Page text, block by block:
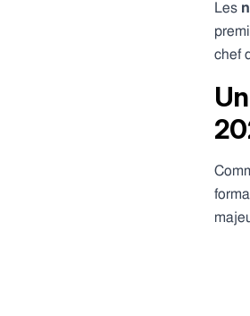
Les
chef